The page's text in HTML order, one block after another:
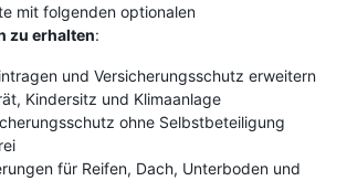
mit folgenden optionalen
zu erhalten:
und Versicherungsschutz erweitern
Kindersitz und Klimaanlage
ohne Selbstbeteiligung
für Reifen, Dach, Unterboden und